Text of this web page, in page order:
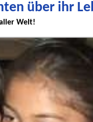
über ihr
Welt!